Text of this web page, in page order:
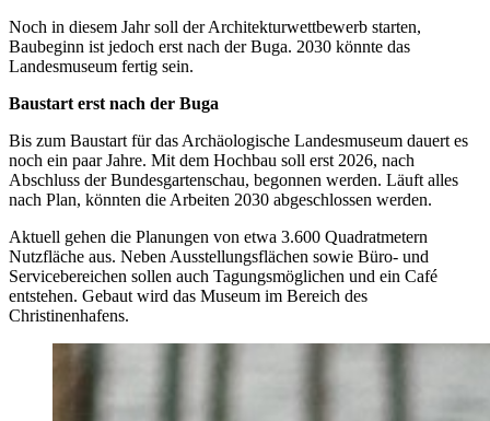
Noch in diesem Jahr soll der Architekturwettbewerb starten,
Baubeginn ist jedoch erst nach der Buga. 2030 könnte das
Landesmuseum fertig sein.
Baustart erst nach der Buga
Bis zum Baustart für das Archäologische Landesmuseum dauert es
noch ein paar Jahre. Mit dem Hochbau soll erst 2026, nach
Abschluss der Bundesgartenschau, begonnen werden. Läuft alles
nach Plan, könnten die Arbeiten 2030 abgeschlossen werden.
Aktuell gehen die Planungen von etwa 3.600 Quadratmetern
Nutzfläche aus. Neben Ausstellungsflächen sowie Büro- und
Servicebereichen sollen auch Tagungsmöglichen und ein Café
entstehen. Gebaut wird das Museum im Bereich des
Christinenhafens.